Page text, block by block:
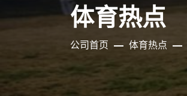
体育热点
公司首页 体育热点